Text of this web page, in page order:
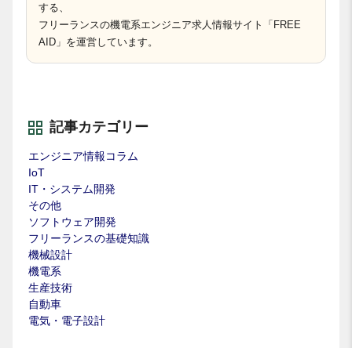
する、
フリーランスの機電系エンジニア求人情報サイト「FREE
AID」を運営しています。
記事カテゴリー
エンジニア情報コラム
IoT
IT・システム開発
その他
ソフトウェア開発
フリーランスの基礎知識
機械設計
機電系
生産技術
自動車
電気・電子設計